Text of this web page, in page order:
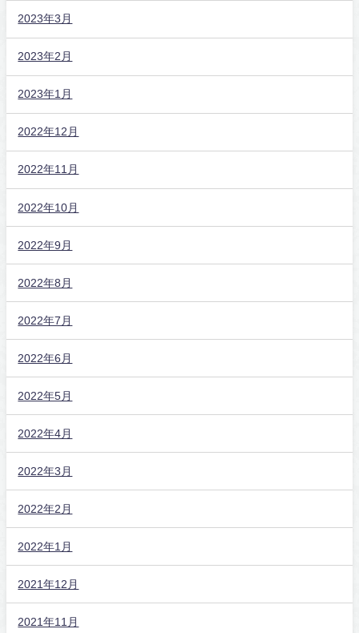
2023年3月
2023年2月
2023年1月
2022年12月
2022年11月
2022年10月
2022年9月
2022年8月
2022年7月
2022年6月
2022年5月
2022年4月
2022年3月
2022年2月
2022年1月
2021年12月
2021年11月